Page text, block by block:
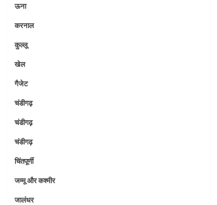
ऊना
करनाल
कुल्लू
खेल
गैजेट
चंडीगढ़
चंडीगढ़
चंडीगढ़
चिंतपूर्णी
जम्मू और कश्मीर
जालंधर